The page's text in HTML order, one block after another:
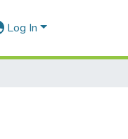
Log In